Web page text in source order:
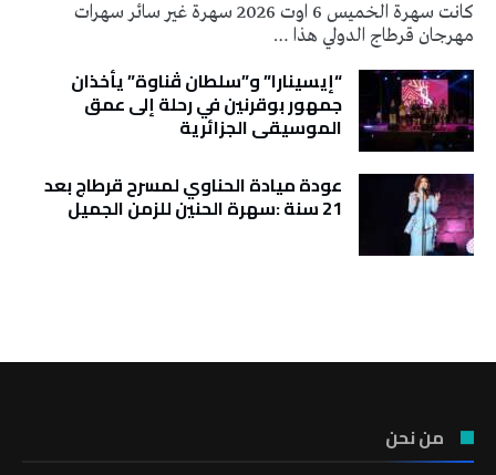
كانت سهرة الخميس 6 اوت 2026 سهرة غير سائر سهرات
مهرجان قرطاج الدولي هذا …
“إيسينارا” و”سلطان ڤناوة” يأخذان
جمهور بوقرنين في رحلة إلى عمق
الموسيقى الجزائرية
عودة ميادة الحناوي لمسرح قرطاج بعد
21 سنة :سهرة الحنين للزمن الجميل
من نحن